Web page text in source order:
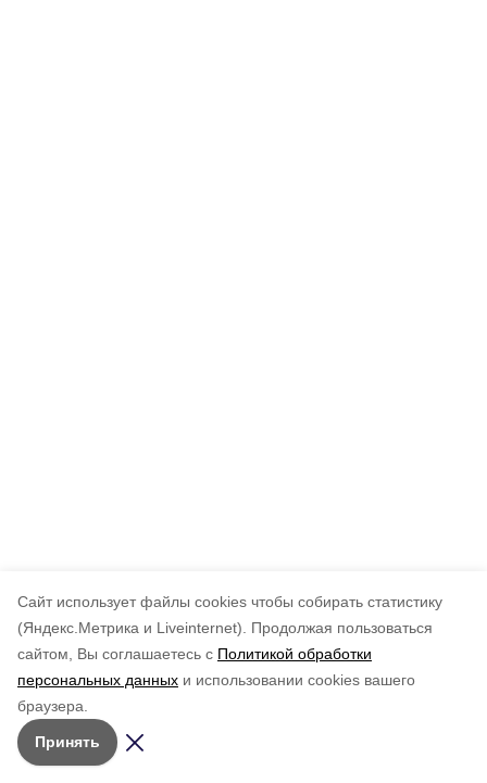
Cайт использует файлы cookies чтобы собирать статистику
(Яндекс.Метрика и Liveinternet).
Продолжая пользоваться
сайтом, Вы соглашаетесь с Политикой обработки
персональных данных и использовании cookies вашего
браузера.
Принять